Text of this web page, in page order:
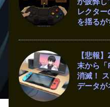
レクター
を揺るが
【悲報
末から「
消滅！
データが